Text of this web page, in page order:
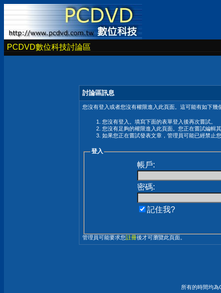
PCDVD數位科技討論區
討論區訊息
您沒有登入或者您沒有權限進入此頁面。這可能有如下幾
您沒有登入。填寫下面的表單登入後再次嘗試。
您沒有足夠的權限進入此頁面。您正在嘗試編輯
如果您正在嘗試發表文章，管理員可能已經禁止
登入
帳戶:
密碼:
記住我?
管理員可能要求您註冊後才可瀏覽此頁面。
所有的時間均為